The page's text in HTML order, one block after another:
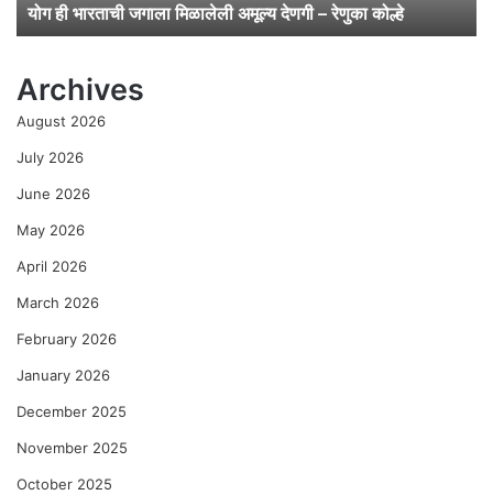
ला
मि
ले
ली
अ
मू
दे
ण
–
णु
का
ल्हे
योग ही भारताची जगाला मिळालेली अमूल्य देणगी – रेणुका कोल्हे
Archives
August 2026
July 2026
June 2026
May 2026
April 2026
March 2026
February 2026
January 2026
December 2025
November 2025
October 2025